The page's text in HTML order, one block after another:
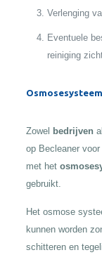
Verlenging
Eventuele
reiniging
Osmosesysteem
Zowel bedrijven
op Becleaner voor
met het
gebruikt.
Het osmose
kunnen worden
schitteren en